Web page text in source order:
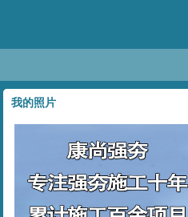
我的照片